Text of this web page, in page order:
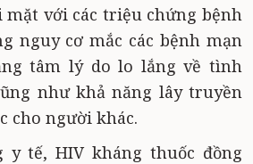
mặt với các triệu chứng bệnh
nguy cơ mắc các bệnh mạn
tâm lý do lo lắng về tình
như khả năng lây truyền
cho người khác.
tế, HIV kháng thuốc đồng